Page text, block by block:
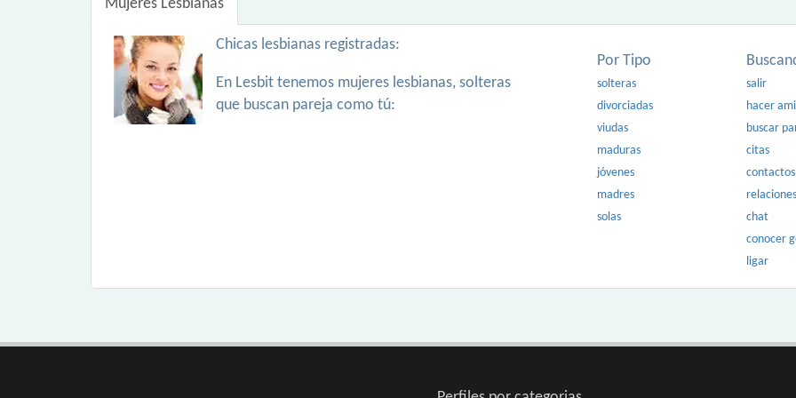
Mujeres Lesbianas
Chicas lesbianas registradas:
En Lesbit tenemos mujeres lesbianas, solteras
que buscan pareja como tú:
Por Tipo
solteras
divorciadas
viudas
maduras
jóvenes
madres
solas
salir
hacer
buscar
citas
contactos
relaciones
chat
conocer
ligar